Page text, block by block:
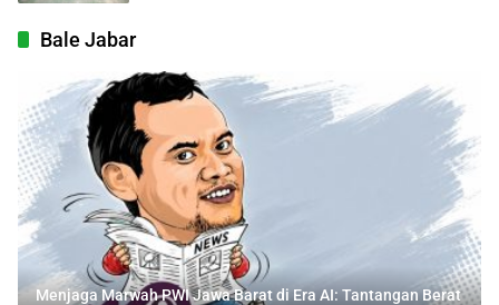
Bale Jabar
Menjaga Marwah PWI Jawa Barat di Era AI: Tantangan Berat